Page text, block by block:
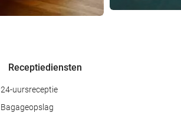
Receptiediensten
24-uursreceptie
Bagageopslag